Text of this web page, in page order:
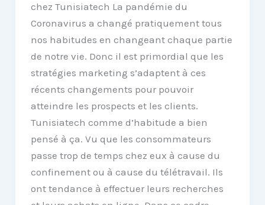
chez Tunisiatech La pandémie du
Coronavirus a changé pratiquement tous
nos habitudes en changeant chaque partie
de notre vie. Donc il est primordial que les
stratégies marketing s’adaptent à ces
récents changements pour pouvoir
atteindre les prospects et les clients.
Tunisiatech comme d’habitude a bien
pensé à ça. Vu que les consommateurs
passe trop de temps chez eux à cause du
confinement ou à cause du télétravail. Ils
ont tendance à effectuer leurs recherches